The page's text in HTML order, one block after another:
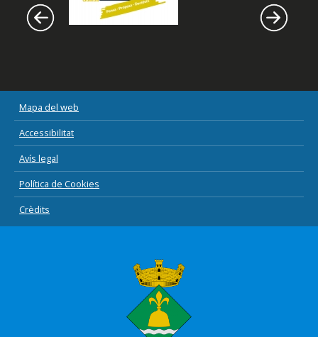
Mapa del web
Accessibilitat
Avís legal
Política de Cookies
Crèdits